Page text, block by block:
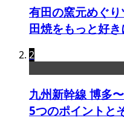
有田の窯元めぐ
田焼をもっと好き
2
九州新幹線 博多
5つのポイントと